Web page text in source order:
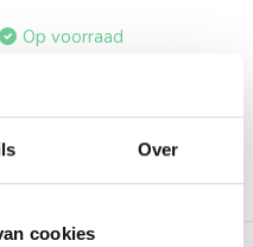
Over
cookies
Op voorraad